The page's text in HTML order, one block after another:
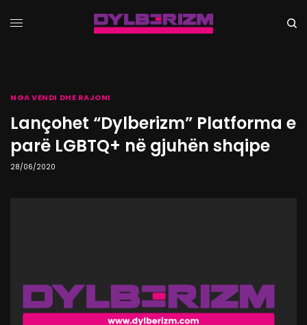
NGA VENDI DHE RAJONI
Lançohet “Dylberizm” Platforma e
parë LGBTQ+ në gjuhën shqipe
28/06/2020